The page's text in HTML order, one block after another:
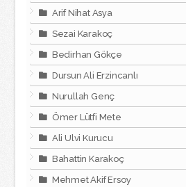
Arif Nihat Asya
Sezai Karakoç
Bedirhan Gökçe
Dursun Ali Erzincanlı
Nurullah Genç
Ömer Lütfi Mete
Ali Ulvi Kurucu
Bahattin Karakoç
Mehmet Akif Ersoy